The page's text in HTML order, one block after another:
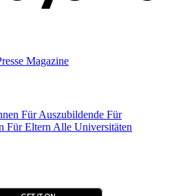
Magazine
Für Auszubildende Für
Für Eltern Alle Universitäten